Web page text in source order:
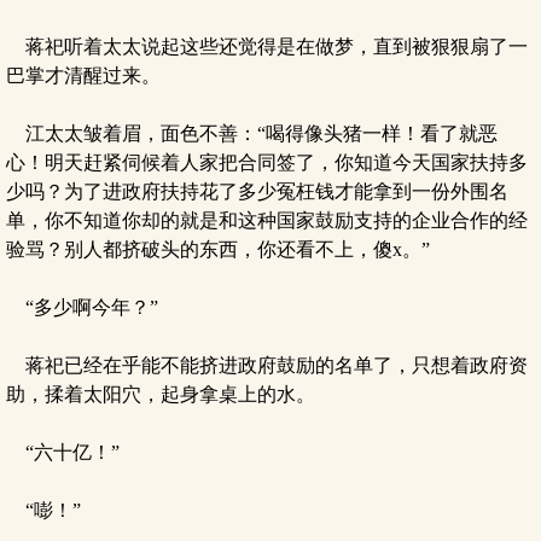
蒋祀听着太太说起这些还觉得是在做梦，直到被狠狠扇了一
巴掌才清醒过来。
江太太皱着眉，面色不善：“喝得像头猪一样！看了就恶
心！明天赶紧伺候着人家把合同签了，你知道今天国家扶持多
少吗？为了进政府扶持花了多少冤枉钱才能拿到一份外围名
单，你不知道你却的就是和这种国家鼓励支持的企业合作的经
验骂？别人都挤破头的东西，你还看不上，傻x。”
“多少啊今年？”
蒋祀已经在乎能不能挤进政府鼓励的名单了，只想着政府资
助，揉着太阳穴，起身拿桌上的水。
“六十亿！”
“嘭！”